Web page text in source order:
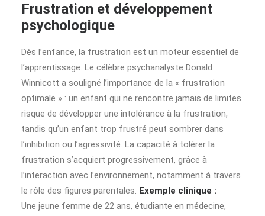
Frustration et développement
psychologique
Dès l’enfance, la frustration est un moteur essentiel de
l’apprentissage. Le célèbre psychanalyste Donald
Winnicott a souligné l’importance de la « frustration
optimale » : un enfant qui ne rencontre jamais de limites
risque de développer une intolérance à la frustration,
tandis qu’un enfant trop frustré peut sombrer dans
l’inhibition ou l’agressivité. La capacité à tolérer la
frustration s’acquiert progressivement, grâce à
l’interaction avec l’environnement, notamment à travers
le rôle des figures parentales. Exemple clinique :
Une jeune femme de 22 ans, étudiante en médecine,